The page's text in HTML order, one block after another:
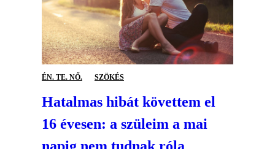
ÉN. TE. NŐ. SZÖKÉS
Hatalmas hibát követtem el
16 évesen: a szüleim a mai
napig nem tudnak róla